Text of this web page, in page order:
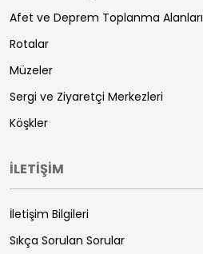
Afet ve Deprem Toplanma Alanları
Rotalar
Müzeler
Sergi ve Ziyaretçi Merkezleri
Köşkler
İLETİŞİM
İletişim Bilgileri
Sıkça Sorulan Sorular